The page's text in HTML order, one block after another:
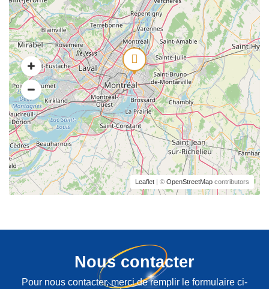
Leaflet | © OpenStreetMap contributors
Nous contacter
Pour nous contacter, merci de remplir le formulaire ci-